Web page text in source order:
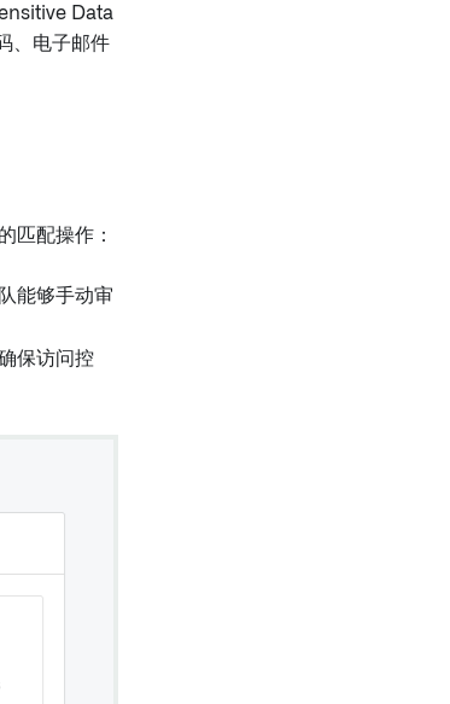
Data
、电子邮件
匹配操作：
能够手动审
保访问控